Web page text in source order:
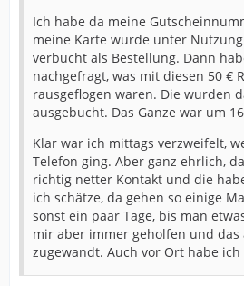
Ich habe da meine
meine Karte wurde unter
verbucht als Bestellung. Dann
nachgefragt, was mit diesen 50 €
rausgeflogen waren. Die wurden
ausgebucht. Das Ganze war um
Klar war ich mittags verzweifelt,
Telefon ging. Aber ganz ehrlich,
richtig netter Kontakt und die
ich schätze, da gehen so einige
sonst ein paar Tage, bis man
mir aber immer geholfen und das
zugewandt. Auch vor Ort habe